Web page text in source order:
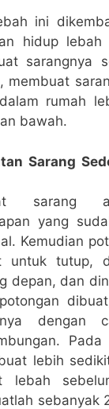
ini
hidup
sarangnya
membuat
rumah
bawah.
Sarang
sarang
yang
Kemudian
untuk tutup,
depan, dan
dengan
lebih
lebah
sebanyak